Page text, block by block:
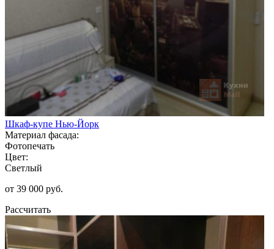
Шкаф-купе Нью-Йорк
Материал фасада:
Фотопечать
Цвет:
Светлый
от 39 000 руб.
Рассчитать